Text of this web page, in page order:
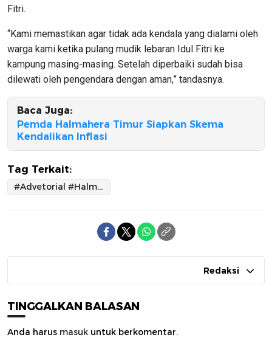
Fitri.
“Kami memastikan agar tidak ada kendala yang dialami oleh
warga kami ketika pulang mudik lebaran Idul Fitri ke
kampung masing-masing. Setelah diperbaiki sudah bisa
dilewati oleh pengendara dengan aman,” tandasnya.
Baca Juga:
Pemda Halmahera Timur Siapkan Skema
Kendalikan Inflasi
Tag Terkait:
#Advetorial #HalmaheraTimur
Redaksi
TINGGALKAN BALASAN
Anda harus masuk untuk berkomentar.